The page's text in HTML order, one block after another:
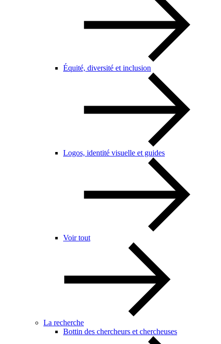
Équité, diversité et inclusion
Logos, identité visuelle et guides
Voir tout
La recherche
Bottin des chercheurs et chercheuses